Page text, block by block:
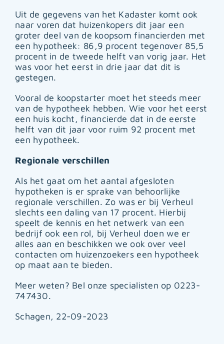
Uit de gegevens van het Kadaster komt ook
naar voren dat huizenkopers dit jaar een
groter deel van de koopsom financierden met
een hypotheek: 86,9 procent tegenover 85,5
procent in de tweede helft van vorig jaar. Het
was voor het eerst in drie jaar dat dit is
gestegen.
Vooral de koopstarter moet het steeds meer
van de hypotheek hebben. Wie voor het eerst
een huis kocht, financierde dat in de eerste
helft van dit jaar voor ruim 92 procent met
een hypotheek.
Regionale verschillen
Als het gaat om het aantal afgesloten
hypotheken is er sprake van behoorlijke
regionale verschillen. Zo was er bij Verheul
slechts een daling van 17 procent. Hierbij
speelt de kennis en het netwerk van een
bedrijf ook een rol, bij Verheul doen we er
alles aan en beschikken we ook over veel
contacten om huizenzoekers een hypotheek
op maat aan te bieden.
Meer weten? Bel onze specialisten op 0223-
747430.
Schagen, 22-09-2023